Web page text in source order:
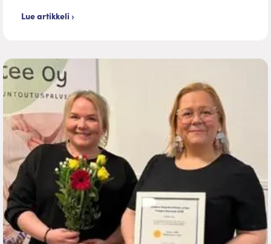
Lue artikkeli ›